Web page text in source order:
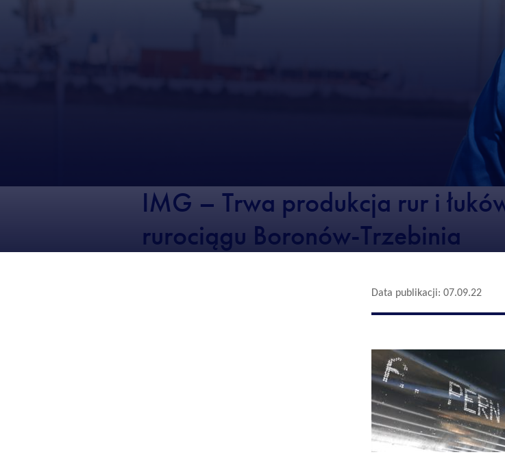
IMG – Trwa produkcja rur i
rurociągu Boronów-Trzebinia
Data publikacji: 07.09.22